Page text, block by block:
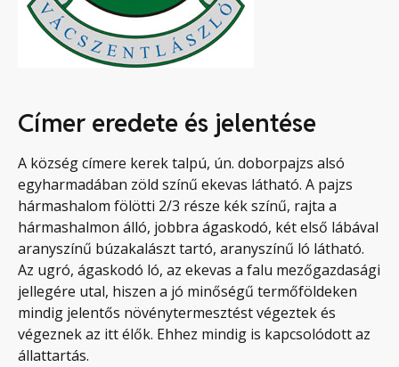
Címer eredete és jelentése
A község címere kerek talpú, ún. doborpajzs alsó
egyharmadában zöld színű ekevas látható. A pajzs
hármashalom fölötti 2/3 része kék színű, rajta a
hármashalmon álló, jobbra ágaskodó, két első lábával
aranyszínű búzakalászt tartó, aranyszínű ló látható.
Az ugró, ágaskodó ló, az ekevas a falu mezőgazdasági
jellegére utal, hiszen a jó minőségű termőföldeken
mindig jelentős növénytermesztést végeztek és
végeznek az itt élők. Ehhez mindig is kapcsolódott az
állattartás.